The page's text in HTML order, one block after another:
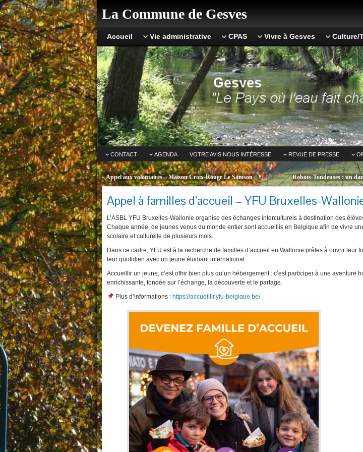
La Commune de Gesves
Accueil Vie administrative CPAS Vivre à Gesves Culture/
CONTACT AGENDA VOTRE AVIS NOUS INTÉRESSE REVUE DE PRESSE
«Appel aux volontaires – Maison Croix-Rouge Le Samson Robots-Tondeuses : un
Appel à familles d’accueil – YFU Bruxelles-
L’ASBL YFU Bruxelles-Wallonie organise des échanges interculturels à destination des
Chaque année, de jeunes venus du monde entier sont accueillis en Belgique afin de vivre
scolaire et culturelle de plusieurs mois.
Dans ce cadre, YFU est à la recherche de familles d’accueil en Wallonie prêtes à ouvrir leur
leur quotidien avec un jeune étudiant international.
Accueillir un jeune, c’est offrir bien plus qu’un hébergement : c’est participer à une aventure
enrichissante, fondée sur l’échange, la découverte et le partage.
Plus d’informations : https://accueillir.yfu-belgique.be/